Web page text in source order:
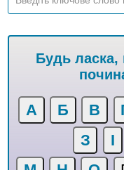
Будь ласка,
А Б В
З
І